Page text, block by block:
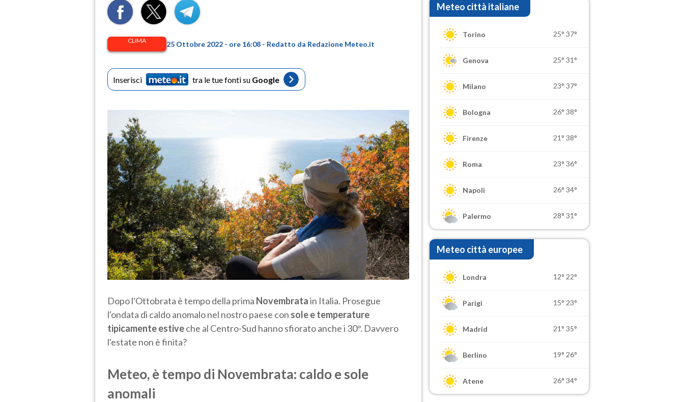
CLIMA 25 Ottobre 2022 - ore 16:08 - Redatto da Redazione Meteo.it
Inserisci tra le tue fonti su Google
Dopo l'Ottobrata è tempo della prima Novembratain Italia. Prosegue
l'ondata di caldo anomalo nel nostro paese con sole e temperature
tipicamente estiveche al Centro-Sud hanno sfiorato anche i 30°. Davvero
l'estate non è finita?
Meteo, è tempo di Novembrata: caldo e sole
anomali
Meteo città italiane
Torino 25° 37°
Genova 25° 31°
Milano 23° 37°
Bologna 26° 38°
Firenze 21° 38°
Roma 23° 36°
Napoli 26° 34°
Palermo 28° 31°
Meteo città europee
Londra 12° 22°
Parigi 15° 23°
Madrid 21° 35°
Berlino 19° 26°
Atene 26° 34°